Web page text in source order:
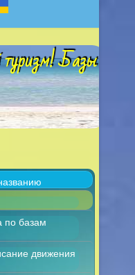
туризм! Базы
по базам
движения